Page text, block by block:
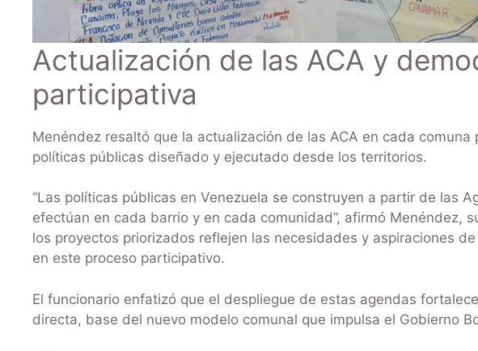
Actualización de las ACA y
participativa
Menéndez resaltó que la actualización de las ACA en cada
políticas públicas diseñado y ejecutado desde los territorios.
“Las políticas públicas en Venezuela se construyen a partir de las
efectúan en cada barrio y en cada comunidad”, afirmó Menéndez,
los proyectos priorizados reflejen las necesidades y aspiraciones
en este proceso participativo.
El funcionario enfatizó que el despliegue de estas agendas
directa, base del nuevo modelo comunal que impulsa el Gobierno